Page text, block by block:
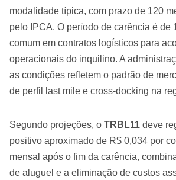
modalidade típica, com prazo de 120
pelo IPCA. O período de carência é de
comum em contratos logísticos para
operacionais do inquilino. A
as condições refletem o padrão de
de perfil last mile e cross-docking na
Segundo projeções, o TRBL11 deve
positivo aproximado de R$ 0,034 por
mensal após o fim da carência,
de aluguel e a eliminação de custos